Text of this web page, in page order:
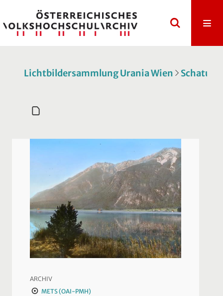
Lichtbildersammlung Urania Wien
ARCHIV
METS (OAI-PMH)